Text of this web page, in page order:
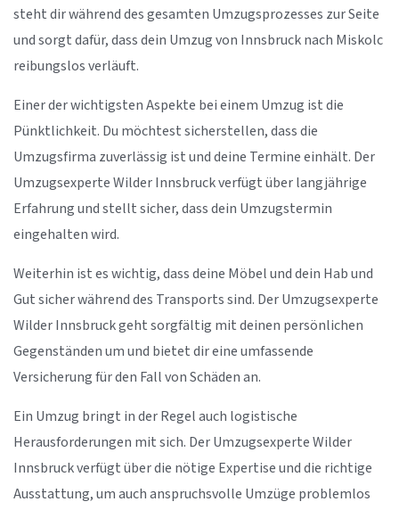
steht dir während des gesamten Umzugsprozesses zur Seite
und sorgt dafür, dass dein Umzug von Innsbruck nach Miskolc
reibungslos verläuft.
Einer der wichtigsten Aspekte bei einem Umzug ist die
Pünktlichkeit. Du möchtest sicherstellen, dass die
Umzugsfirma zuverlässig ist und deine Termine einhält. Der
Umzugsexperte Wilder Innsbruck verfügt über langjährige
Erfahrung und stellt sicher, dass dein Umzugstermin
eingehalten wird.
Weiterhin ist es wichtig, dass deine Möbel und dein Hab und
Gut sicher während des Transports sind. Der Umzugsexperte
Wilder Innsbruck geht sorgfältig mit deinen persönlichen
Gegenständen um und bietet dir eine umfassende
Versicherung für den Fall von Schäden an.
Ein Umzug bringt in der Regel auch logistische
Herausforderungen mit sich. Der Umzugsexperte Wilder
Innsbruck verfügt über die nötige Expertise und die richtige
Ausstattung, um auch anspruchsvolle Umzüge problemlos